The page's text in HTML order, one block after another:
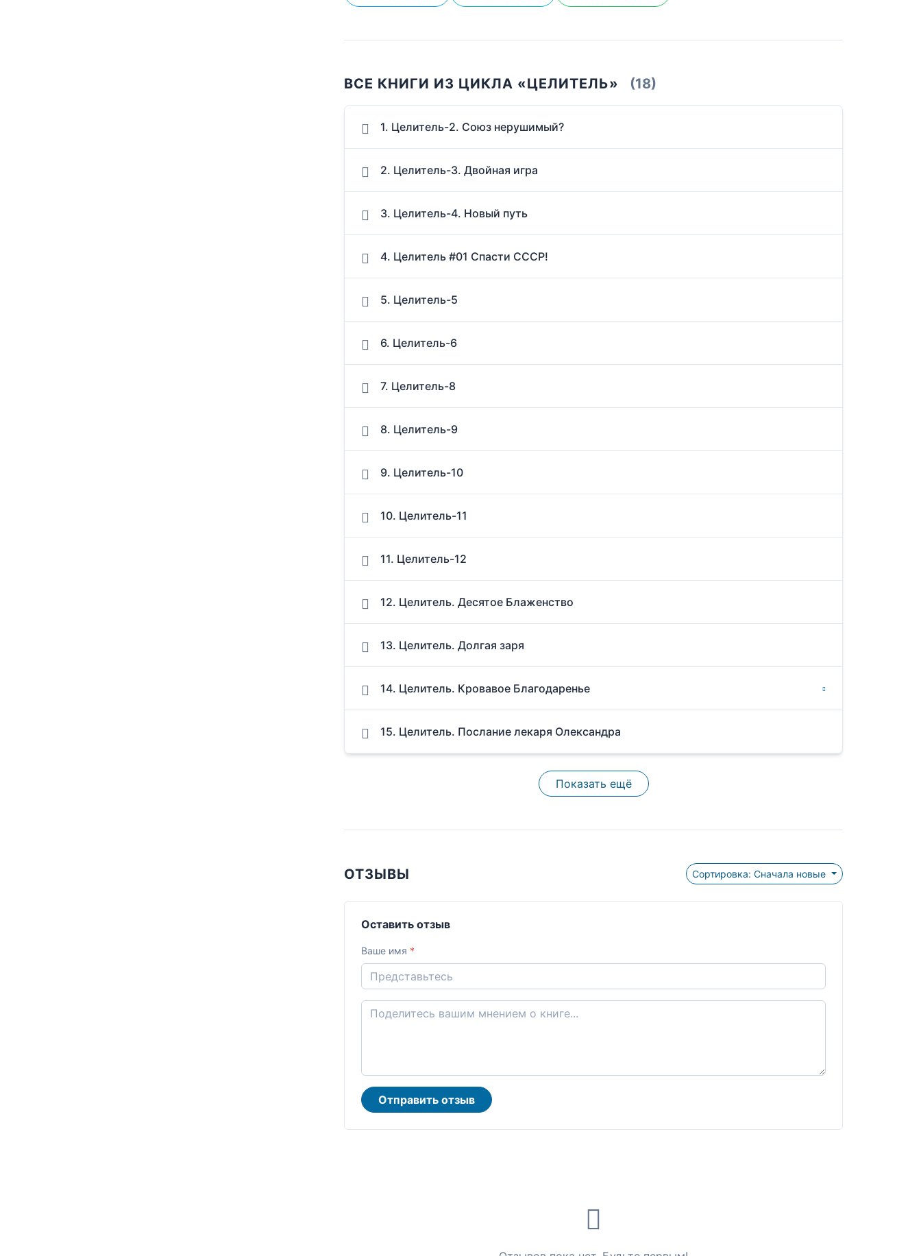
ВСЕ КНИГИ ИЗ ЦИКЛА «ЦЕЛИТЕЛЬ» (18)
1. Целитель-2. Союз нерушимый?
2. Целитель-3. Двойная игра
3. Целитель-4. Новый путь
4. Целитель #01 Спасти СССР!
5. Целитель-5
6. Целитель-6
7. Целитель-8
8. Целитель-9
9. Целитель-10
10. Целитель-11
11. Целитель-12
12. Целитель. Десятое Блаженство
13. Целитель. Долгая заря
14. Целитель. Кровавое Благодаренье
15. Целитель. Послание лекаря Олександра
Показать ещё
ОТЗЫВЫ Сортировка: Сначала новые
Оставить отзыв
Ваше имя *
Отправить отзыв